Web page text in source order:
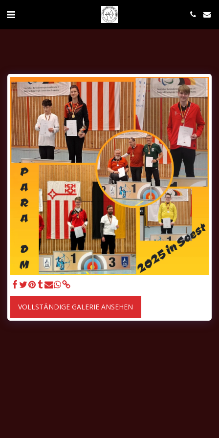
VOLLSTÄNDIGE GALERIE ANSEHEN